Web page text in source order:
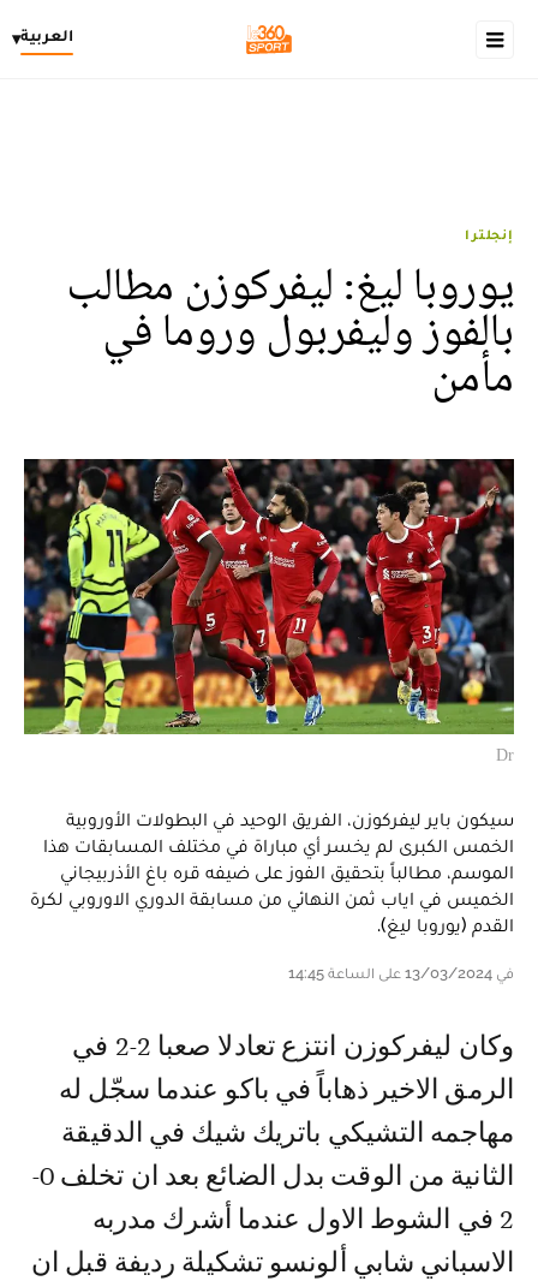
العربية▾
إنجلترا
يوروبا ليغ: ليفركوزن مطالب
بالفوز وليفربول وروما في
مأمن
Dr
سيكون باير ليفركوزن، الفريق الوحيد في البطولات الأوروبية
الخمس الكبرى لم يخسر أي مباراة في مختلف المسابقات هذا
الموسم، مطالباً بتحقيق الفوز على ضيفه قره باغ الأذربيجاني
الخميس في اياب ثمن النهائي من مسابقة الدوري الاوروبي لكرة
القدم (يوروبا ليغ).
في 13/03/2024 على الساعة 14:45
وكان ليفركوزن انتزع تعادلا صعبا 2-2 في
الرمق الاخير ذهاباً في باكو عندما سجّل له
مهاجمه التشيكي باتريك شيك في الدقيقة
الثانية من الوقت بدل الضائع بعد ان تخلف 0-
2 في الشوط الاول عندما أشرك مدربه
الاسباني شابي ألونسو تشكيلة رديفة قبل ان